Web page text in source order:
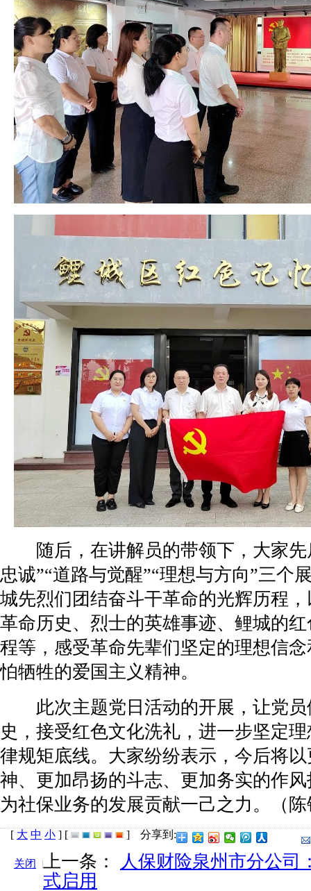
随后，在讲解员的带领下，大家先
忠诚”“道路与觉醒”“理想与方向”三个
城先烈们团结奋斗干革命的光辉历程
革命历史、烈士的英雄事迹、鲤城的
程等，感受革命先辈们坚定的理想信
怕牺牲的爱国主义精神。
此次主题党日活动的开展，让党员
史，接受红色文化洗礼，进一步坚定
律规矩底线。大家纷纷表示，今后将
神、更加昂扬的斗志、更加务实的作
为社保业务的发展贡献一己之力。（
[ 大 中 小 ] [ ] 分享到:
关闭 上一条：
人保财险泉州市分公司
式启用